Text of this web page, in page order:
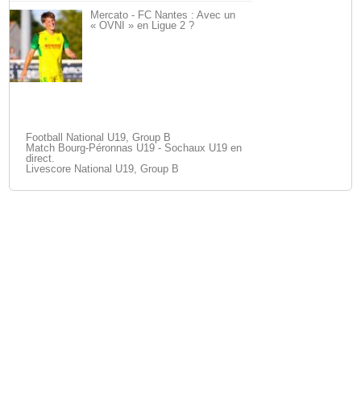
Mercato - FC Nantes : Avec un
« OVNI » en Ligue 2 ?
Football National U19, Group B
Match Bourg-Péronnas U19 - Sochaux U19 en
direct.
Livescore National U19, Group B